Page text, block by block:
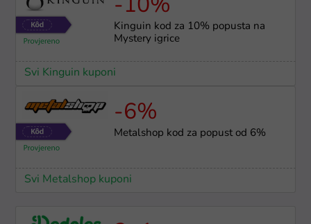
-10%
Kinguin kod za 10% popusta na
Mystery igrice
Svi Kinguin kuponi
-6%
Metalshop kod za popust od 6%
Svi Metalshop kuponi